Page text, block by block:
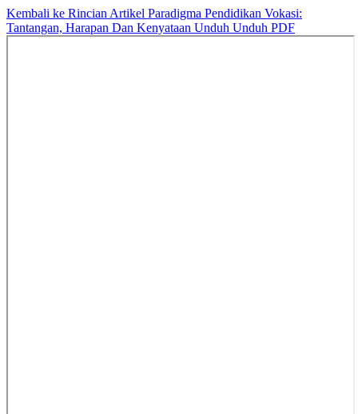
Kembali ke Rincian Artikel Paradigma Pendidikan Vokasi:
Tantangan, Harapan Dan Kenyataan Unduh Unduh PDF